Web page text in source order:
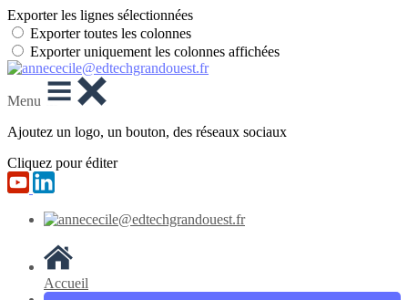
Exporter les lignes sélectionnées
Exporter toutes les colonnes
Exporter uniquement les colonnes affichées
Menu
Ajoutez un logo, un bouton, des réseaux sociaux
Cliquez pour éditer
Accueil